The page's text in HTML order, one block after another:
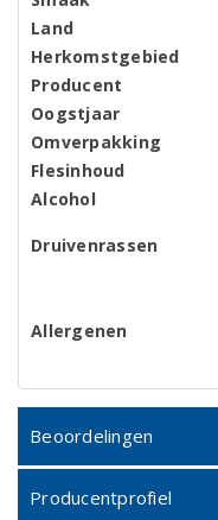
Land
Herkomstgebied
Producent
Oogstjaar
Omverpakking
Flesinhoud
Alcohol
Druivenrassen
Allergenen
Beoordelingen
Producentprofiel